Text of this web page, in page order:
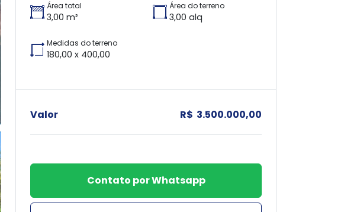
Área total
3,00 m²
Área do terreno
3,00 alq
Medidas do terreno
180,00 x 400,00
Valor R$ 3.500.000,00
Contato por Whatsapp